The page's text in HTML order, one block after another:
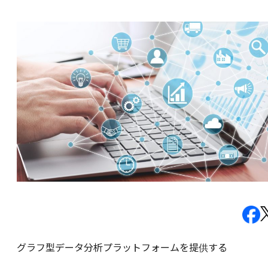
グラフ型データ分析プラットフォームを提供する